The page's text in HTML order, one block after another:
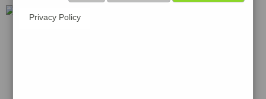
Privacy Policy